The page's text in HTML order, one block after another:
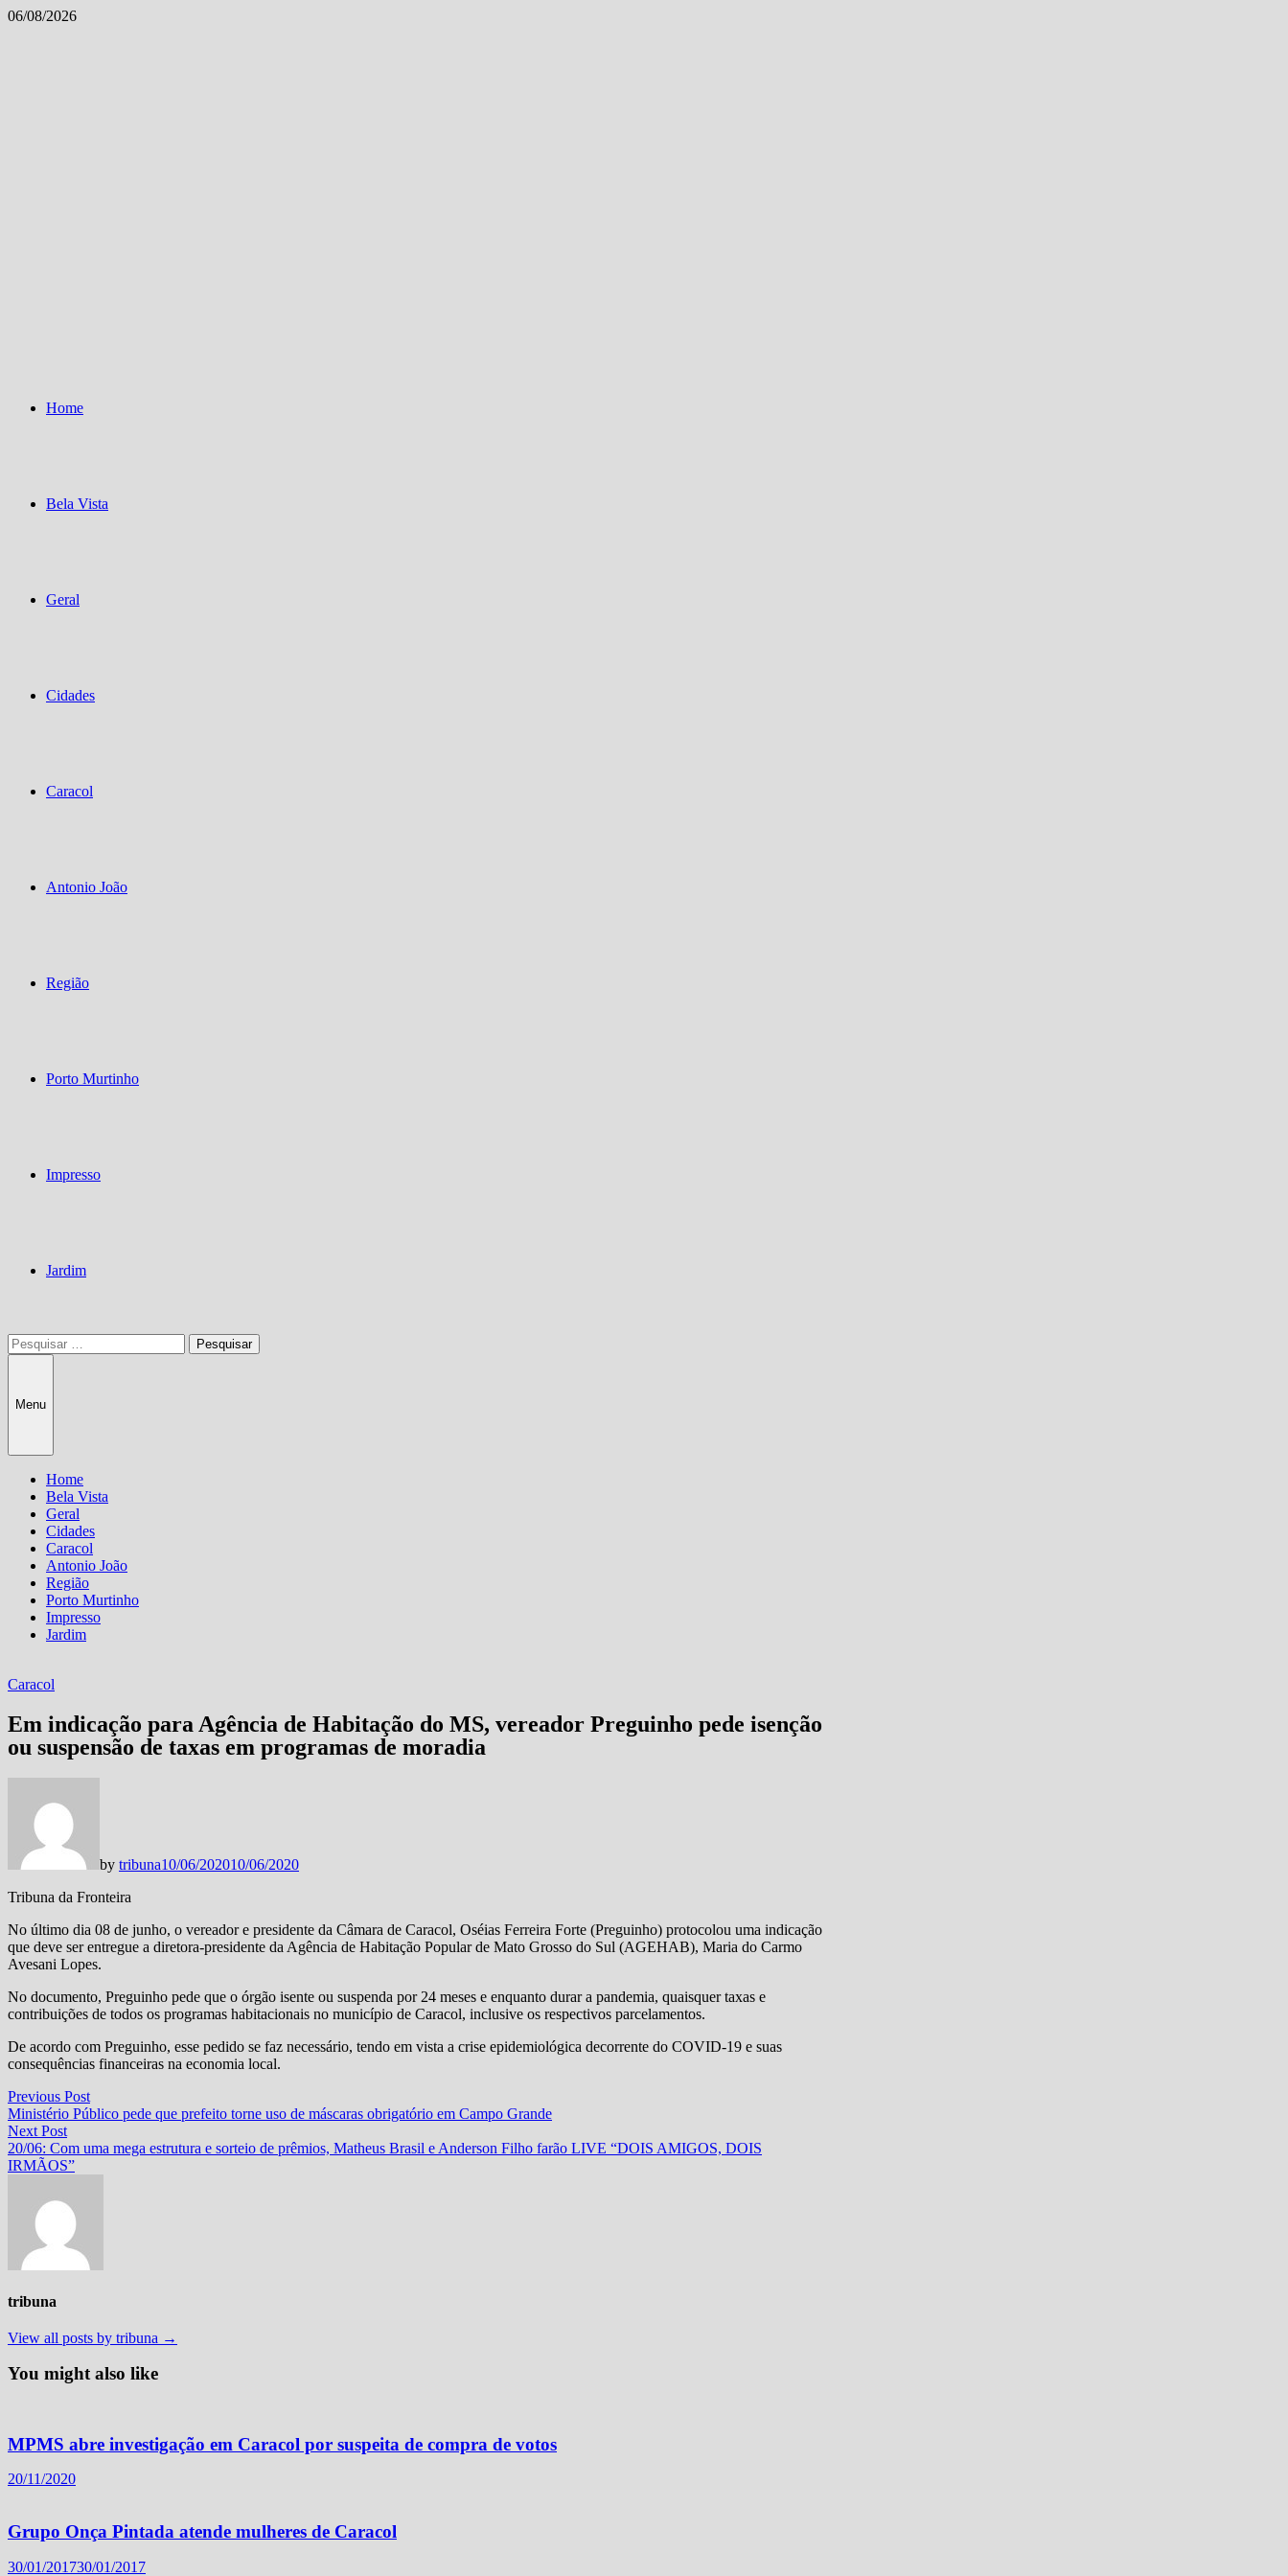
Skip
06/08/2026
Home
Bela Vista
Geral
Cidades
Caracol
Antonio João
Região
Porto Murtinho
Impresso
Jardim
Pesquisar
por:
Menu
Home
Bela Vista
Geral
Cidades
Caracol
Antonio João
Região
Porto Murtinho
Impresso
Jardim
Caracol
Em indicação para Agência de Habitação do MS, vereador Preguinho pede isenção
ou suspensão de taxas em programas de moradia
by tribuna10/06/202010/06/2020
Tribuna da Fronteira
No último dia 08 de junho, o vereador e presidente da Câmara de Caracol, Oséias Ferreira Forte (Preguinho) protocolou uma indicação
que deve ser entregue a diretora-presidente da Agência de Habitação Popular de Mato Grosso do Sul (AGEHAB), Maria do Carmo
Avesani Lopes.
No documento, Preguinho pede que o órgão isente ou suspenda por 24 meses e enquanto durar a pandemia, quaisquer taxas e
contribuições de todos os programas habitacionais no município de Caracol, inclusive os respectivos parcelamentos.
De acordo com Preguinho, esse pedido se faz necessário, tendo em vista a crise epidemiológica decorrente do COVID-19 e suas
consequências financeiras na economia local.
Navegação
de
Post
Previous PostPrevious
post:
Ministério Público pede que prefeito torne uso de máscaras obrigatório em Campo Grande
Next PostNext
post:
20/06: Com uma mega estrutura e sorteio de prêmios, Matheus Brasil e Anderson Filho farão LIVE “DOIS AMIGOS, DOIS
IRMÃOS”
tribuna
View all posts by tribuna →
You might also like
MPMS abre investigação em Caracol por suspeita de compra de votos
20/11/2020
Grupo Onça Pintada atende mulheres de Caracol
30/01/201730/01/2017